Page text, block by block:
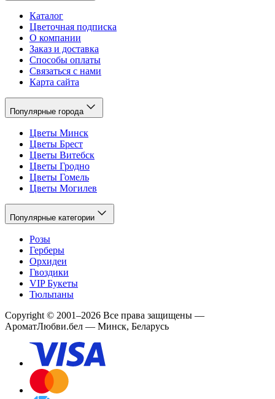
Каталог
Цветочная подписка
О компании
Заказ и доставка
Способы оплаты
Связаться с нами
Карта сайта
Популярные города
Цветы Минск
Цветы Брест
Цветы Витебск
Цветы Гродно
Цветы Гомель
Цветы Могилев
Популярные категории
Розы
Герберы
Орхидеи
Гвоздики
VIP Букеты
Тюльпаны
Copyright © 2001–2026 Все права защищены —
АроматЛюбви.бел — Минск, Беларусь